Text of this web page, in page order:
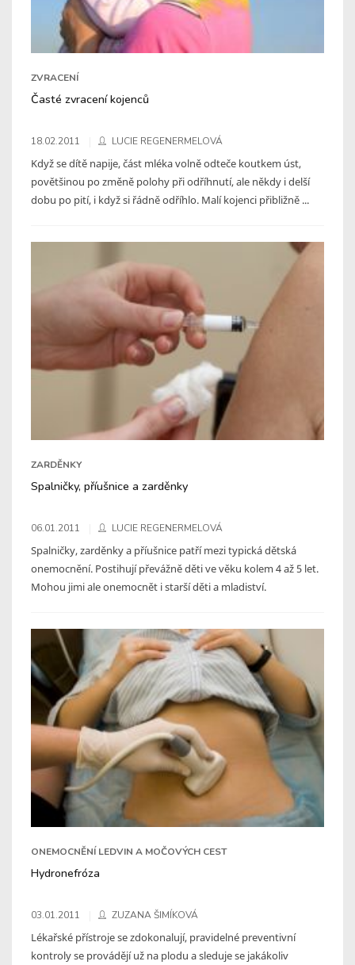
ZVRACENÍ
Časté zvracení kojenců
18.02.2011 LUCIE REGENERMELOVÁ
Když se dítě napije, část mléka volně odteče koutkem úst,
povětšinou po změně polohy při odříhnutí, ale někdy i delší
dobu po pití, i když si řádně odříhlo. Malí kojenci přibližně ...
ZARDĚNKY
Spalničky, příušnice a zarděnky
06.01.2011 LUCIE REGENERMELOVÁ
Spalničky, zarděnky a příušnice patří mezi typická dětská
onemocnění. Postihují převážně děti ve věku kolem 4 až 5 let.
Mohou jimi ale onemocnět i starší děti a mladiství.
ONEMOCNĚNÍ LEDVIN A MOČOVÝCH CEST
Hydronefróza
03.01.2011 ZUZANA ŠIMÍKOVÁ
Lékařské přístroje se zdokonalují, pravidelné preventivní
kontroly se provádějí už na plodu a sleduje se jakákoliv